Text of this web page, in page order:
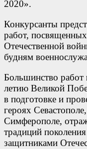
2020».
Конкурсанты
работ,
Отечественной
будням
Большинство
летию Великой
в подготовке и
героях
Симферополе,
традиций
защитниками